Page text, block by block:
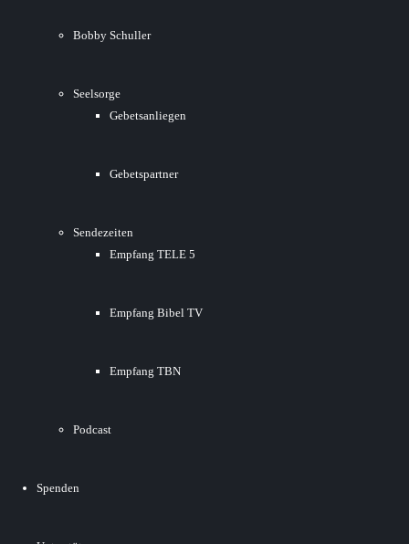
Bobby Schuller
Seelsorge
Gebetsanliegen
Gebetspartner
Sendezeiten
Empfang TELE 5
Empfang Bibel TV
Empfang TBN
Podcast
Spenden